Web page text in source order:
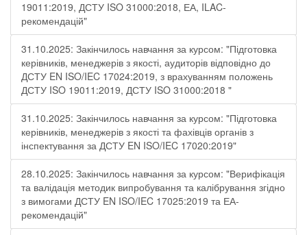
19011:2019, ДСТУ ISO 31000:2018, ЕА, ILAC-
рекомендацій"
31.10.2025: Закінчилось навчання за курсом: "Підготовка
керівників, менеджерів з якості, аудиторів відповідно до
ДСТУ EN ISO/IEC 17024:2019, з врахуванням положень
ДСТУ ISO 19011:2019, ДСТУ ISO 31000:2018 "
31.10.2025: Закінчилось навчання за курсом: "Підготовка
керівників, менеджерів з якості та фахівців органів з
інспектування за ДСТУ EN ISO/IEC 17020:2019"
28.10.2025: Закінчилось навчання за курсом: "Верифікація
та валідація методик випробування та калібрування згідно
з вимогами ДСТУ EN ISO/IEC 17025:2019 та ЕА-
рекомендацій"